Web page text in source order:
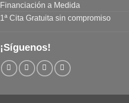
Financiación a Medida
1ª Cita Gratuita sin compromiso
¡Síguenos!